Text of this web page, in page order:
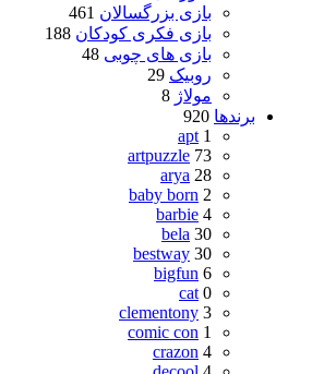
بازی بزرگسالان 461
بازی فکری کودکان 188
بازی های چوبی 48
روبیک 29
مولاژ
8
برندها
920
apt
artpuzzle
arya
baby born
barbie
bela
bestway
bigfun
cat
clementony
comic con
crazon